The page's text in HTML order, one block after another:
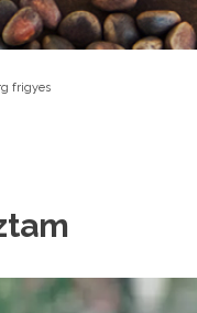
frigyes